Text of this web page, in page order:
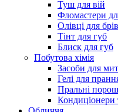
Туш для вій
Фломастери
Олівці для брів
Тінт для губ
Блиск для губ
Побутова хімія
Засоби для
Гелі для
Пральні
Кондиціонери